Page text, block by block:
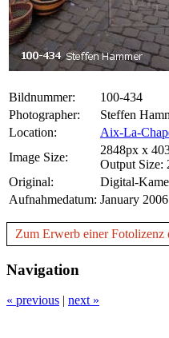
Bildnummer:
100-434
Photographer:
Steffen
Location:
Aix-La-
Image Size:
2848px x
Output Size:
Original:
Digital-
Aufnahmedatum: January 2006
Zum Erwerb einer Fotolizenz
Navigation
« previous | next »